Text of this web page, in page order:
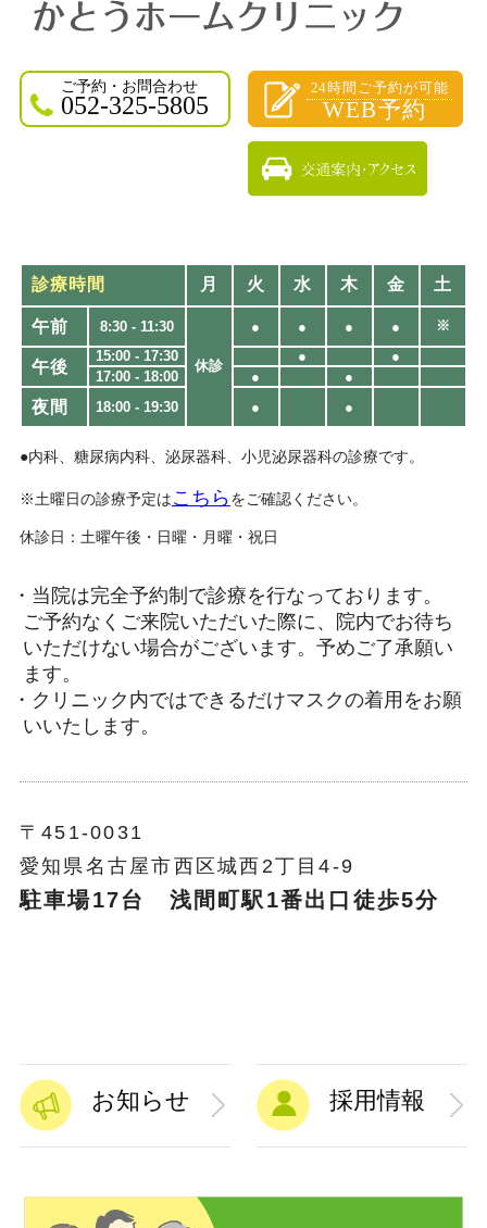
ご予約・お問合わせ
052-325-5805
24時間ご予約が可能
WEB予約
診療時間 月 火 水 木 金 土
午前 8:30 - 11:30
休診
● ● ● ● ※
午後
15:00 - 17:30 ●
●
17:00 - 18:00
● ●
夜間 18:00 - 19:30​ ● ●
●内科、糖尿病内科、泌尿器科、小児泌尿器科の診療です。
※土曜日の診療予定はこちらをご確認ください。
休診日：土曜午後・日曜・月曜・祝日
・当院は完全予約制で診療を行なっております。
ご予約なくご来院いただいた際に、院内でお待ち
いただけない場合がございます。予めご了承願い
ます。
・クリニック内ではできるだけマスクの着用をお願
いいたします。
〒451-0031
愛知県名古屋市西区城西2丁目4-9
駐車場17台 浅間町駅1番出口徒歩5分
お知らせ 採用情報